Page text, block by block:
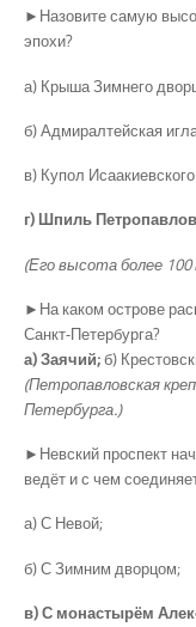
►Назовите самую
эпохи?
а) Крыша Зимнего
б) Адмиралтейская
в) Купол
г) Шпиль
(Его высота более
►На каком острове
Санкт-Петербурга?
а) Заячий;б)
(Петропавловская
Петербурга.)
►Невский проспект
ведёт и с чем
а) С Невой;
б) С Зимним дворцом;
в) С монастырём